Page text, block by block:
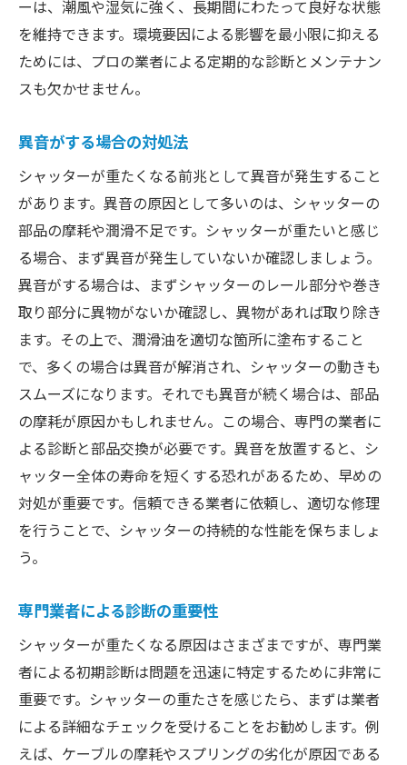
ーは、潮風や湿気に強く、長期間にわたって良好な状態
を維持できます。環境要因による影響を最小限に抑える
ためには、プロの業者による定期的な診断とメンテナン
スも欠かせません。
異音がする場合の対処法
シャッターが重たくなる前兆として異音が発生すること
があります。異音の原因として多いのは、シャッターの
部品の摩耗や潤滑不足です。シャッターが重たいと感じ
る場合、まず異音が発生していないか確認しましょう。
異音がする場合は、まずシャッターのレール部分や巻き
取り部分に異物がないか確認し、異物があれば取り除き
ます。その上で、潤滑油を適切な箇所に塗布すること
で、多くの場合は異音が解消され、シャッターの動きも
スムーズになります。それでも異音が続く場合は、部品
の摩耗が原因かもしれません。この場合、専門の業者に
よる診断と部品交換が必要です。異音を放置すると、シ
ャッター全体の寿命を短くする恐れがあるため、早めの
対処が重要です。信頼できる業者に依頼し、適切な修理
を行うことで、シャッターの持続的な性能を保ちましょ
う。
専門業者による診断の重要性
シャッターが重たくなる原因はさまざまですが、専門業
者による初期診断は問題を迅速に特定するために非常に
重要です。シャッターの重たさを感じたら、まずは業者
による詳細なチェックを受けることをお勧めします。例
えば、ケーブルの摩耗やスプリングの劣化が原因である